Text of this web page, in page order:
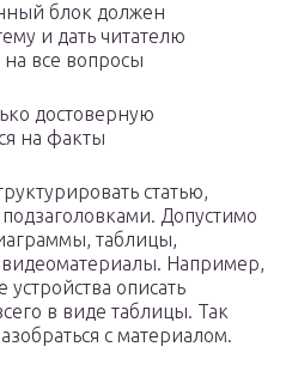
блок должен
и дать читателю
все вопросы
достоверную
на факты
статью,
Допустимо
таблицы,
Например,
устройства описать
в виде таблицы. Так
с материалом.